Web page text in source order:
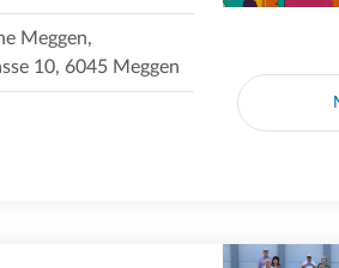
Meggen,
10, 6045 Meggen